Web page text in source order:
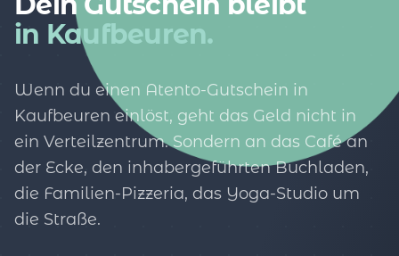
in Kaufbeuren.
Wenn du einen Atento-Gutschein in
Kaufbeuren einlöst, geht das Geld nicht in
ein Verteilzentrum. Sondern an das Café an
der Ecke, den inhabergeführten Buchladen,
die Familien-Pizzeria, das Yoga-Studio um
die Straße.